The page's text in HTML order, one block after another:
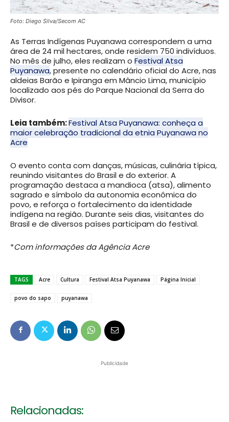
Foto: Diego Silva/Secom AC
As Terras Indígenas Puyanawa correspondem a uma
área de 24 mil hectares, onde residem 750 indivíduos.
No mês de julho, eles realizam o Festival Atsa
Puyanawa, presente no calendário oficial do Acre, nas
aldeias Barão e Ipiranga em Mâncio Lima, município
localizado aos pés do Parque Nacional da Serra do
Divisor.
Leia também:Festival Atsa Puyanawa: conheça a
maior celebração tradicional da etnia Puyanawa no
Acre
O evento conta com danças, músicas, culinária típica,
reunindo visitantes do Brasil e do exterior. A
programação destaca a mandioca (atsa), alimento
sagrado e símbolo da autonomia econômica do
povo, e reforça o fortalecimento da identidade
indígena na região. Durante seis dias, visitantes do
Brasil e de diversos países participam do festival.
*Com informações da Agência Acre
TAGS Acre Cultura Festival Atsa Puyanawa Página Inicial
povo do sapo puyanawa
Publicidade
Relacionadas: